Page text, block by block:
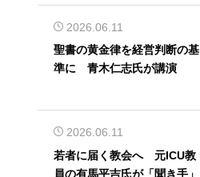
2026.06.11
聖書の黄金律を経営判断の基
準に 青木仁志氏が講演
2026.06.11
若者に届く教会へ 元ICU教
員の有馬平吉氏が「聞き手」